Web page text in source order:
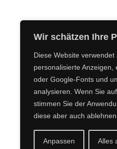
Wir schätzen Ihre
Diese Website verwendet
personalisierte Anzeigen,
oder Google-Fonts und
analysieren. Wenn Sie
stimmen Sie der
diese aber auch ablehnen.
Anpassen Alles